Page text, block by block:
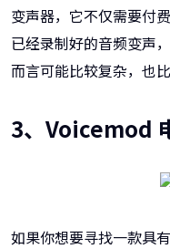
变声器，它不仅需要付
已经录制好的音频变声
而言可能比较复杂，也
3、Voicemod
如果你想要寻找一款具